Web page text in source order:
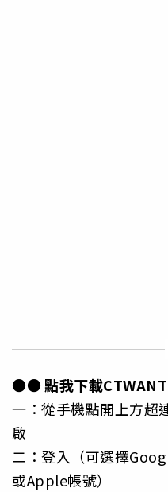
●●點我下載
一：從手機點開上方超
啟
二：登入（可選擇
或Apple帳號）